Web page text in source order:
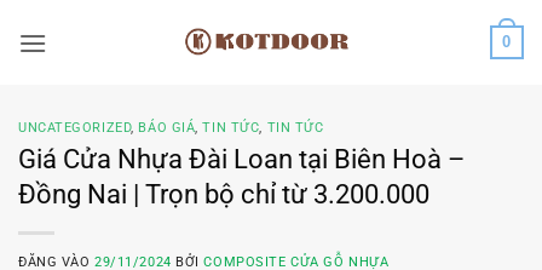
qua
0
UNCATEGORIZED, BÁO GIÁ,TIN TỨC, TIN TỨC
Giá Cửa Nhựa Đài Loan tại Biên Hoà –
Đồng Nai | Trọn bộ chỉ từ 3.200.000
ĐĂNG VÀO29/11/2024 BỞICOMPOSITE CỬA GỖ NHỰA